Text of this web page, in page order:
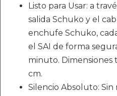
Listo para Usar: a
salida Schuko y el
enchufe Schuko,
el SAI de forma
minuto. Dimensiones
cm.
Silencio Absoluto: